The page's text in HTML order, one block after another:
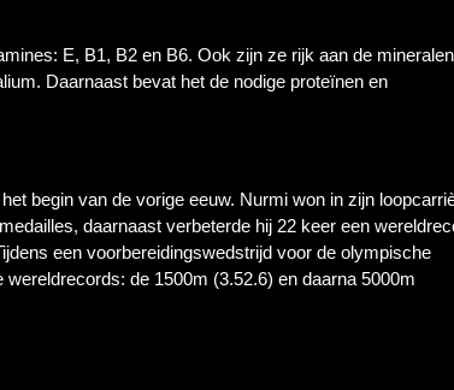
E, B1, B2 en B6. Ook zijn ze rijk aan de mineralen
Daarnaast bevat het de nodige proteïnen en
begin van de vorige eeuw. Nurmi won in zijn
daarnaast verbeterde hij 22 keer een
een voorbereidingswedstrijd voor de olympische
de 1500m (3.52.6) en daarna 5000m